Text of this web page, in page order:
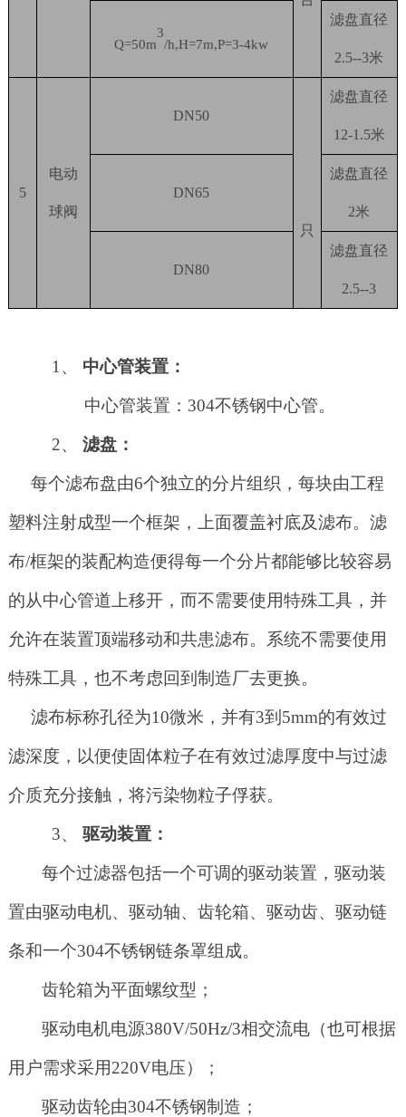
Q=50m
3
/h,H=7m,P=3-4kw
滤盘直径
2.5--3米
5
电动
球阀
DN50
只
滤盘直径
1 2-1.5米
DN65
滤盘直径
2米
DN80
滤盘直径
2.5--3
1、 中心管装置：
中心管装置： 304不锈钢中心管。
2、 滤盘：
每个滤布盘由6个独立的分片组织，每块由工程
塑料注射成型一个框架，上面覆盖衬底及滤布。滤
布/框架的装配构造便得每一个分片都能够比较容易
的从中心管道上移开，而不需要使用特殊工具，并
允许在装置顶端移动和共患滤布。系统不需要使用
特殊工具，也不考虑回到制造厂去更换。
滤布标称孔径为10微米，并有3到5mm的有效过
滤深度，以便使固体粒子在有效过滤厚度中与过滤
介质充分接触，将污染物粒子俘获。
3、 驱动装置：
每个过滤器包括一个可调的驱动装置，驱动装
置由驱动电机、驱动轴、齿轮箱、驱动齿、驱动链
条和一个304不锈钢链条罩组成。
齿轮箱为平面螺纹型；
驱动电机电源380V/50Hz/3相交流电（也可根据
用户需求采用220V电压）；
驱动齿轮由304不锈钢制造；